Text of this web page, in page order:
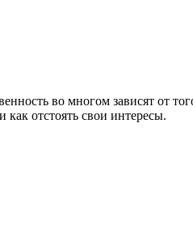
во многом зависят от
отстоять свои интересы.